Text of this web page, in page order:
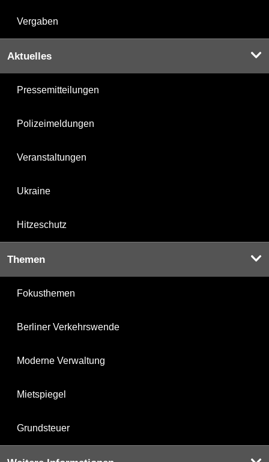
Vergaben
Aktuelles
Pressemitteilungen
Polizeimeldungen
Veranstaltungen
Ukraine
Hitzeschutz
Themen
Fokusthemen
Berliner Verkehrswende
Moderne Verwaltung
Mietspiegel
Grundsteuer